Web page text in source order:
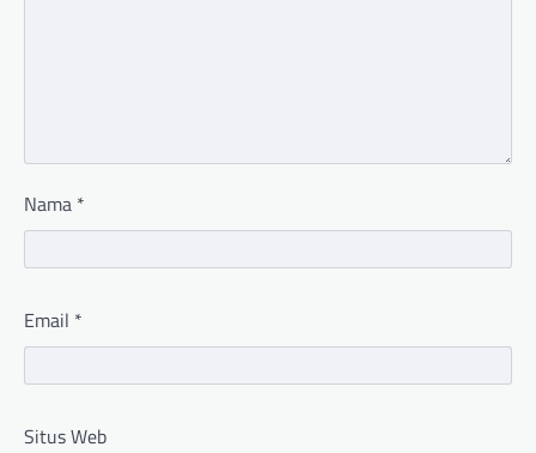
Nama *
Email *
Situs Web